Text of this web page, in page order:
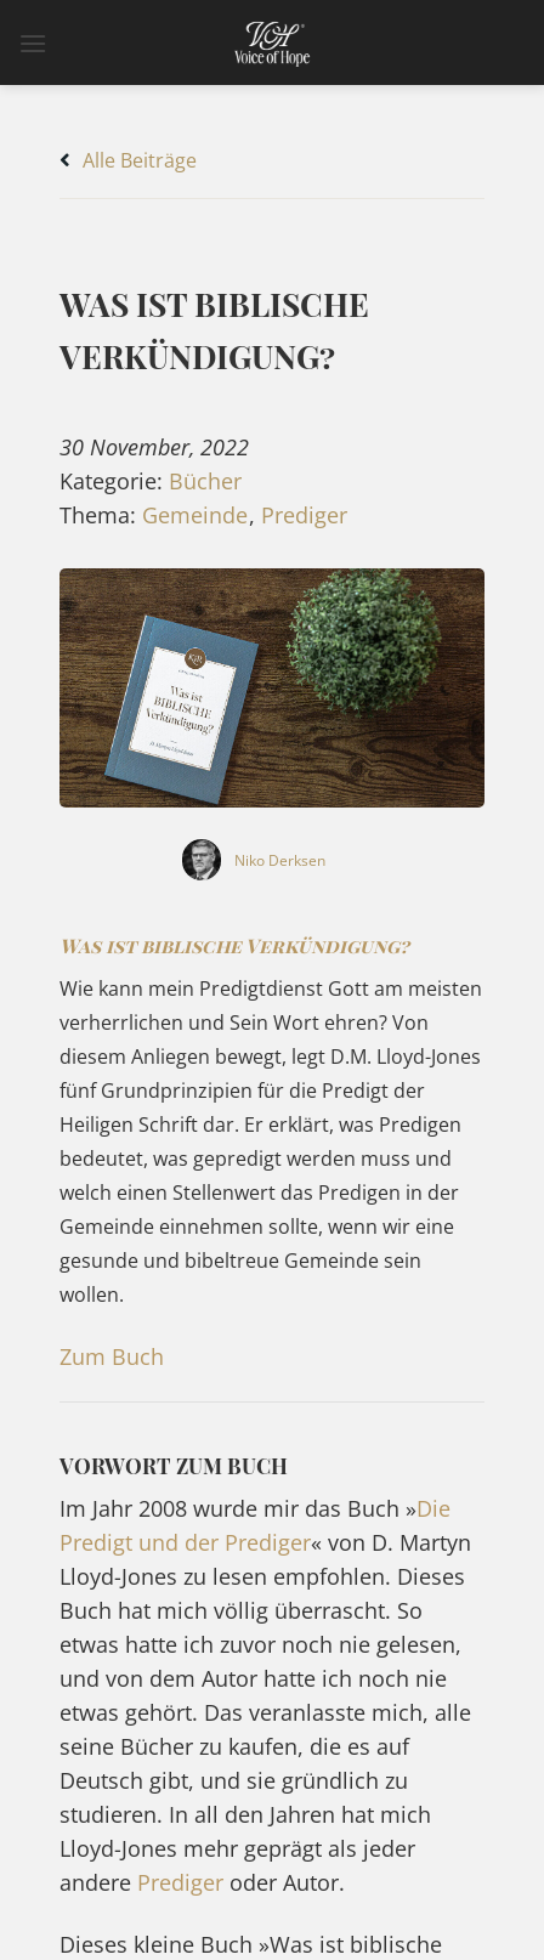
Inhalt
Alle Beiträge
WAS IST BIBLISCHE
VERKÜNDIGUNG?
30 November, 2022
Kategorie: Bücher
Thema: Gemeinde, Prediger
Niko Derksen
Was ist biblische Verkündigung?
Wie kann mein Predigtdienst Gott am meisten
verherrlichen und Sein Wort ehren? Von
diesem Anliegen bewegt, legt D.M. Lloyd-Jones
fünf Grundprinzipien für die Predigt der
Heiligen Schrift dar. Er erklärt, was Predigen
bedeutet, was gepredigt werden muss und
welch einen Stellenwert das Predigen in der
Gemeinde einnehmen sollte, wenn wir eine
gesunde und bibeltreue Gemeinde sein
wollen.
Zum Buch
VORWORT ZUM BUCH
Im Jahr 2008 wurde mir das Buch »Die
Predigt und der Prediger« von D. Martyn
Lloyd-Jones zu lesen empfohlen. Dieses
Buch hat mich völlig überrascht. So
etwas hatte ich zuvor noch nie gelesen,
und von dem Autor hatte ich noch nie
etwas gehört. Das veranlasste mich, alle
seine Bücher zu kaufen, die es auf
Deutsch gibt, und sie gründlich zu
studieren. In all den Jahren hat mich
Lloyd-Jones mehr geprägt als jeder
andere Predigeroder Autor.
Dieses kleine Buch »Was ist biblische